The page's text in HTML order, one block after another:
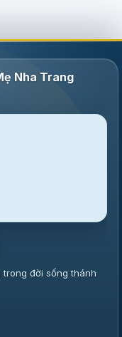
Nha Trang
đời sống thánh